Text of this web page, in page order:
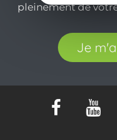
pleinement de
Je